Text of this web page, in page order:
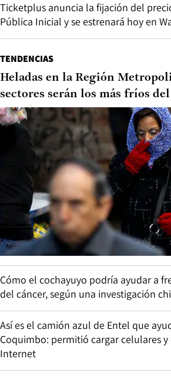
Ticketplus anuncia la fijación del
Pública Inicial y se estrenará hoy en
TENDENCIAS
Heladas en la Región
sectores serán los más fríos
Cómo el cochayuyo podría ayudar a
del cáncer, según una investigación
Así es el camión azul de Entel que
Coquimbo: permitió cargar celulares y
Internet